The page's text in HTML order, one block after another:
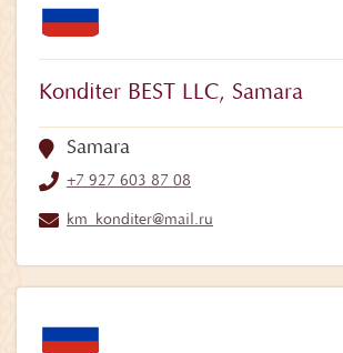
Konditer BEST LLC, Samara
Samara
+7 927 603 87 08
km_konditer@mail.ru